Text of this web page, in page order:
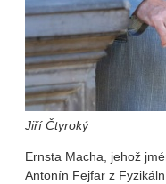
Jiří Čtyroký
Ernsta Macha, jehož
Antonín Fejfar z